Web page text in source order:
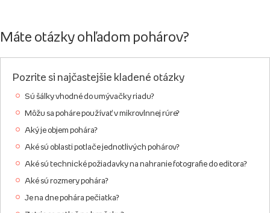
Máte otázky ohľadom pohárov?
Pozrite si najčastejšie kladené otázky
Sú šálky vhodné do umývačky riadu?
Môžu sa poháre používať v mikrovlnnej rúre?
Aký je objem pohára?
Aké sú oblasti potlače jednotlivých pohárov?
Aké sú technické požiadavky na nahranie fotografie do editora?
Aké sú rozmery pohára?
Je na dne pohára pečiatka?